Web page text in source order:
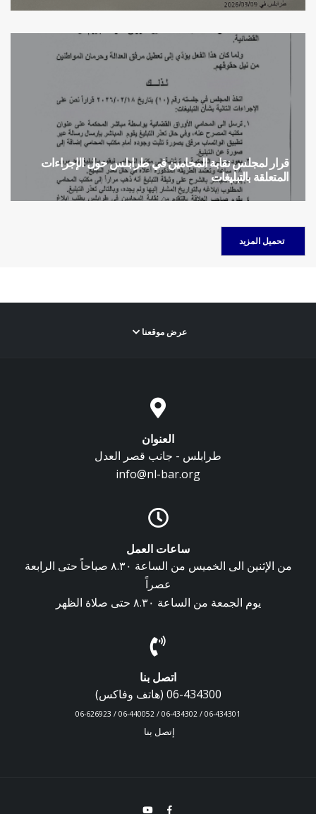
تعميم
قرار لمجلس نقابة المحامين في طرابلس حول الإجراءات
المتعلقة بالتبليغات
عرض موقعنا
العنوان
طرابلس - جانب قصر العدل
info@nl-bar.org
ساعات العمل
من الإثنين الى الخميس من الساعة ٨.٣٠ صباحاً حتى الرابعة
عصراً
يوم الجمعة من الساعة ٨.٣٠ حتى صلاة الظهر
اتصل بنا
06-434300 (هاتف وفاكس)
06-434301 / 06-434302 / 06-440052 / 06-626923
إتصل بنا